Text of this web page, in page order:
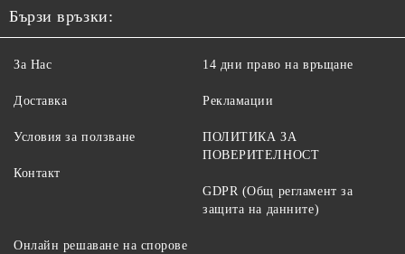
Бързи връзки:
За Нас
Доставка
Условия за ползване
Контакт
14 дни право на връщане
Рекламации
ПОЛИТИКА ЗА
ПОВЕРИТЕЛНОСТ
GDPR (Общ регламент за
защита на данните)
Онлайн решаване на спорове